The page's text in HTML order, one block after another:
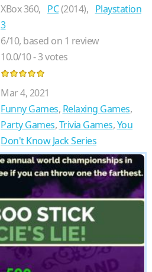
XBox 360, PC(2014), Playstation
3
6/10, based on 1 review
10.0/10-3votes
Mar 4, 2021
Funny Games, Relaxing Games,
Party Games,Trivia Games,You
Don't Know Jack Series